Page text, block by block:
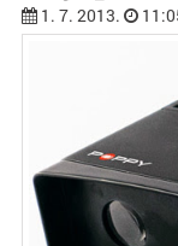
1. 7. 2013.